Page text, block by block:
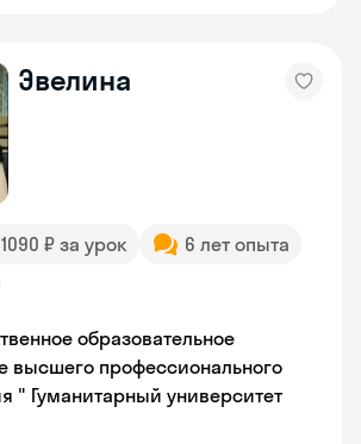
Эвелина
₽ за урок
6 лет опыта
образовательное
высшего профессионального
" Гуманитарный университет